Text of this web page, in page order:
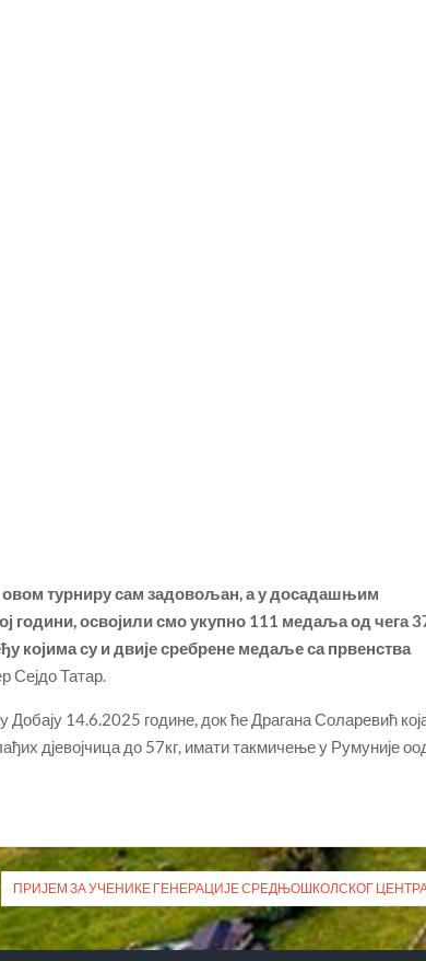
овом турниру сам задовољан, а у досадашњим
години, освојили смо укупно 111 медаља од чега
којима су и двије сребрене медаље са првенства
Сејдо Татар.
14.6.2025 године, док ће Драгана Соларевић
дјевојчица до 57кг, имати такмичење у Румуније
ПРИЈЕМ ЗА УЧЕНИКЕ ГЕНЕРАЦИЈЕ СРЕДЊОШКОЛСКОГ